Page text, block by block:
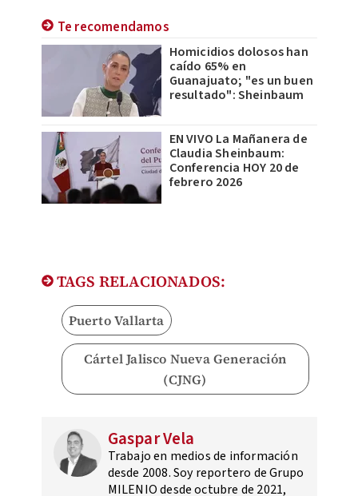
Te recomendamos
Homicidios dolosos han
caído 65% en
Guanajuato; "es un buen
resultado": Sheinbaum
EN VIVO La Mañanera de
Claudia Sheinbaum:
Conferencia HOY 20 de
febrero 2026
TAGS RELACIONADOS:
Puerto Vallarta
Cártel Jalisco Nueva Generación
(CJNG)
Gaspar Vela
Trabajo en medios de información
desde 2008. Soy reportero de Grupo
MILENIO desde octubre de 2021,